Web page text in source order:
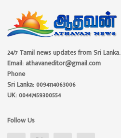
24/7 Tamil news updates from Sri Lanka.
Email: athavaneditor@gmail.com
Phone
Sri Lanka: 0094114063006
UK: 00447459300554
Follow Us